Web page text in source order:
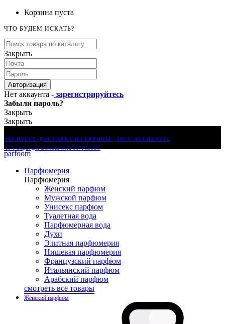
Корзина пуста
ЧТО БУДЕМ ИСКАТЬ?
Закрыть
Авторизация
Нет аккаунта - зарегистрируйтесь
Забыли пароль?
Закрыть
Закрыть
ЭКСПРЕСС-ДОСТАВКА ИЗ ЕВРОПЫ | 100% AUTHENTIC
-15% скидка для клиентов PARFOOM CLUB®
parfoom
Парфюмерия
Парфюмерия
Женский парфюм
Мужской парфюм
Унисекс парфюм
Туалетная вода
Парфюмерная вода
Духи
Элитная парфюмерия
Нишевая парфюмерия
Французский парфюм
Итальянский парфюм
Арабский парфюм
смотреть все товары
Женский парфюм